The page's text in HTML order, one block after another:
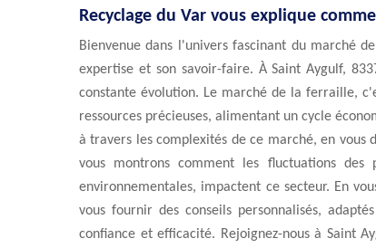
Recyclage du Var vous explique
Bienvenue dans l'univers fascinant du marché
expertise et son savoir-faire. À Saint Aygulf,
constante évolution. Le marché de la ferraille,
ressources précieuses, alimentant un cycle
à travers les complexités de ce marché, en
vous montrons comment les fluctuations
environnementales, impactent ce secteur. En
vous fournir des conseils personnalisés,
confiance et efficacité. Rejoignez-nous à Saint